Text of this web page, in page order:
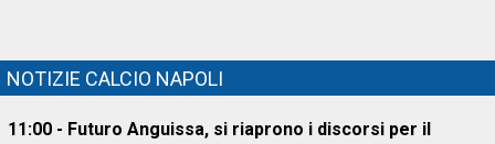
NOTIZIE CALCIO NAPOLI
11:00 - Futuro Anguissa, si riaprono i discorsi per il